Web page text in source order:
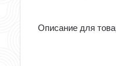
Описание для